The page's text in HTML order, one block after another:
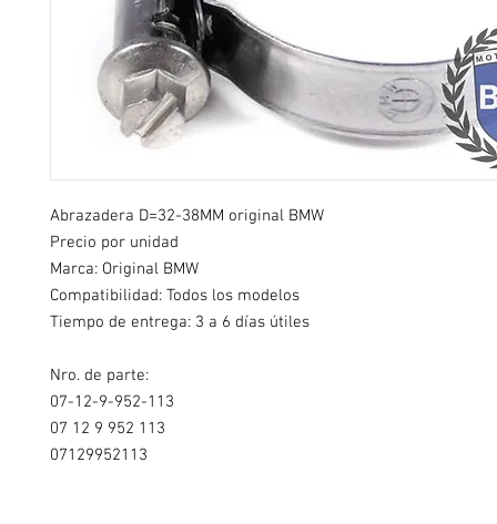
Abrazadera D=32-38MM original BMW
Precio por unidad
Marca: Original BMW
Compatibilidad: Todos los modelos
Tiempo de entrega: 3 a 6 días útiles
Nro. de parte:
07-12-9-952-113
07 12 9 952 113
07129952113